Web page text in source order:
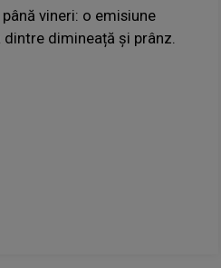
până vineri: o emisiune
dimineață și prânz.